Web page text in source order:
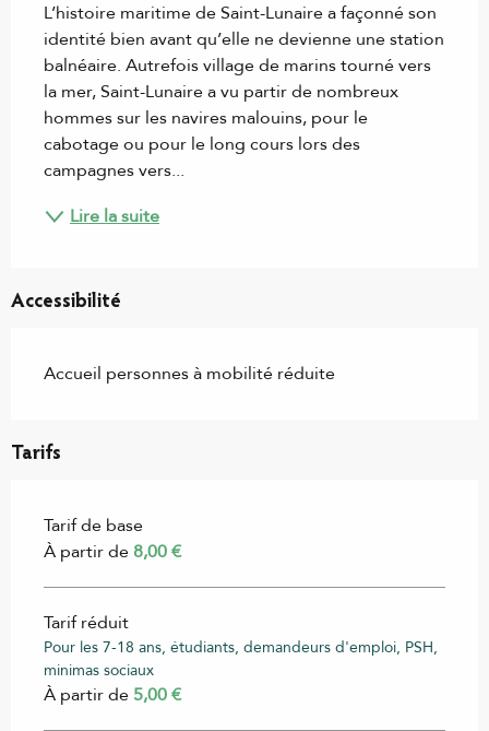
L’histoire maritime de Saint-Lunaire a façonné son
identité bien avant qu’elle ne devienne une station
balnéaire. Autrefois village de marins tourné vers
la mer, Saint-Lunaire a vu partir de nombreux
hommes sur les navires malouins, pour le
cabotage ou pour le long cours lors des
campagnes vers...
Lire la suite
Accessibilité
Accueil personnes à mobilité réduite
Tarifs
Tarif de base
À partir de8,00 €
Tarif réduit
Pour les 7-18 ans, étudiants, demandeurs d'emploi, PSH,
minimas sociaux
À partir de 5,00 €